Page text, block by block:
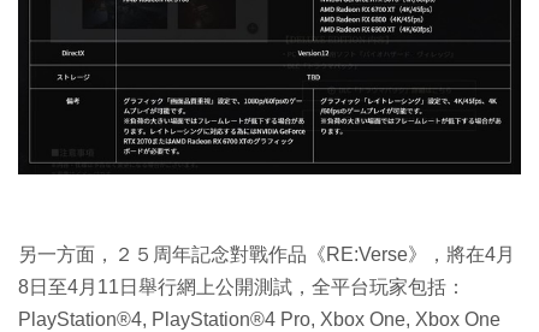
另一方面，２５周年記念對戰作品《RE:Verse》，將在4月
8日至4月11日舉行網上公開測試，全平台玩家包括：
PlayStation®4, PlayStation®4 Pro, Xbox One, Xbox One